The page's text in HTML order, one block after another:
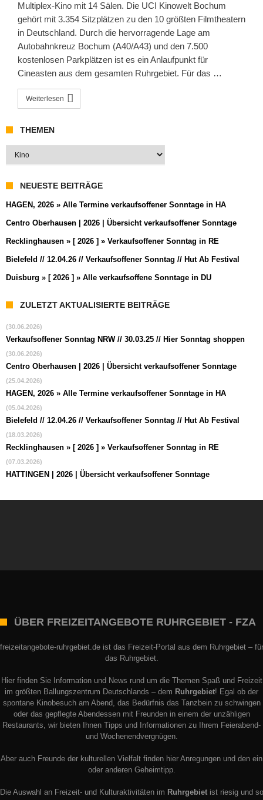
Multiplex-Kino mit 14 Sälen. Die UCI Kinowelt Bochum
gehört mit 3.354 Sitzplätzen zu den 10 größten Filmtheatern
in Deutschland. Durch die hervorragende Lage am
Autobahnkreuz Bochum (A40/A43) und den 7.500
kostenlosen Parkplätzen ist es ein Anlaufpunkt für
Cineasten aus dem gesamten Ruhrgebiet. Für das …
Weiterlesen
THEMEN
Themen
NEUESTE BEITRÄGE
HAGEN, 2026 » Alle Termine verkaufsoffener Sonntage in HA
Centro Oberhausen | 2026 | Übersicht verkaufsoffener Sonntage
Recklinghausen » [ 2026 ] » Verkaufsoffener Sonntag in RE
Bielefeld // 12.04.26 // Verkaufsoffener Sonntag // Hut Ab Festival
Duisburg » [ 2026 ] » Alle verkaufsoffene Sonntage in DU
ZULETZT AKTUALISIERTE BEITRÄGE
(30.06.2026)
Verkaufsoffener Sonntag NRW // 30.03.25 // Hier Sonntag shoppen
(30.06.2026)
Centro Oberhausen | 2026 | Übersicht verkaufsoffener Sonntage
(25.04.2026)
HAGEN, 2026 » Alle Termine verkaufsoffener Sonntage in HA
(05.04.2026)
Bielefeld // 12.04.26 // Verkaufsoffener Sonntag // Hut Ab Festival
(18.03.2026)
Recklinghausen » [ 2026 ] » Verkaufsoffener Sonntag in RE
(07.03.2026)
HATTINGEN | 2026 | Übersicht verkaufsoffener Sonntage
ÜBER FREIZEITANGEBOTE RUHRGEBIET - FZA
freizeitangebote-ruhrgebiet.de ist das Freizeit-Portal aus dem Ruhrgebiet – für
das Ruhrgebiet.
Hier finden Sie Information und News rund um die Themen Spaß und Freizeit
im größten Ballungszentrum Deutschlands – dem Ruhrgebiet! Egal ob der
spontane Kinobesuch am Abend, das Bedürfnis das Tanzbein zu schwingen
oder das gepflegte Abendessen mit Freunden in einem der unzähligen
Restaurants, wir bieten Ihnen Tipps und Informationen zu Ihrem Feierabend-
und Wochenendvergnügen.
Aber auch Freunde der kulturellen Vielfalt finden hier Anregungen und den ein
oder anderen Geheimtipp.
Die Auswahl an Freizeit- und Kulturaktivitäten im Ruhrgebietist riesig und so